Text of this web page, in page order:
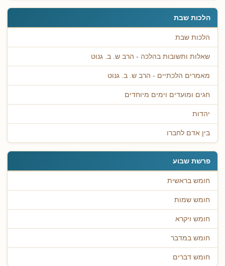
הלכות שבת
הלכות שבת
שאלות ותשובות בהלכה - הרב ש. ב. גנוט
מאמרים הלכתיים - הרב ש. ב. גנוט
חגים ומועדים וימים מיוחדים
יהדות
בין אדם לחברו
פרשת שבוע
חומש בראשית
חומש שמות
חומש ויקרא
חומש במדבר
חומש דברים